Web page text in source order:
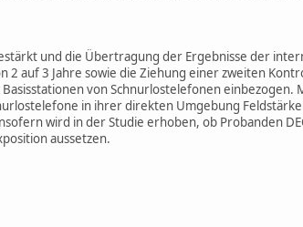
und die Übertragung der Ergebnisse der
auf 3 Jahre sowie die Ziehung einer zweiten
von Schnurlostelefonen einbezogen.
in ihrer direkten Umgebung
wird in der Studie erhoben, ob Probanden
aussetzen.